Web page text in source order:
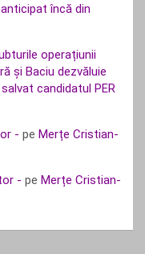
încă din
operațiunii
și Baciu dezvăluie
candidatul PER
- pe Merțe Cristian-
- pe Merțe Cristian-